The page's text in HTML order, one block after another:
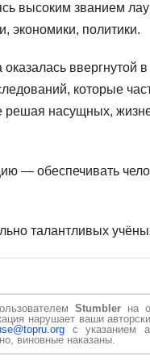
высоким званием
экономики, политики.
ввергнутой
которые
решая насущных,
— обеспечивать
талантливых
Stumbler на
нарушает ваши
с указанием
виновные наказаны.